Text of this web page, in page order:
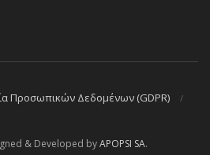
Προσωπικών Δεδομένων (GDPR)
& Developed byAPOPSI SA.